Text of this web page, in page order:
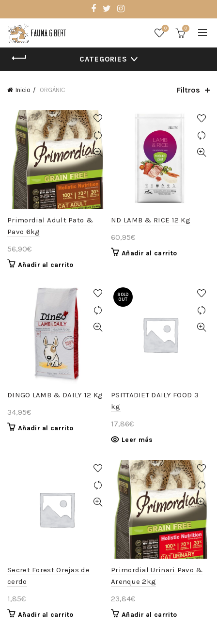
0 0
CATEGORIES
Inicio ORGÀNIC Filtros
Primordial Adult Pato &
Pavo 6kg
56,90€
Añadir al carrito
ND LAMB & RICE 12 Kg
60,95€
Añadir al carrito
DINGO LAMB & DAILY 12 Kg
34,95€
Añadir al carrito
SOLD
OUT
PSITTADIET DAILY FOOD 3
kg
17,86€
Leer más
Secret Forest Orejas de
cerdo
1,85€
Añadir al carrito
Primordial Urinari Pavo &
Arenque 2kg
23,84€
Añadir al carrito